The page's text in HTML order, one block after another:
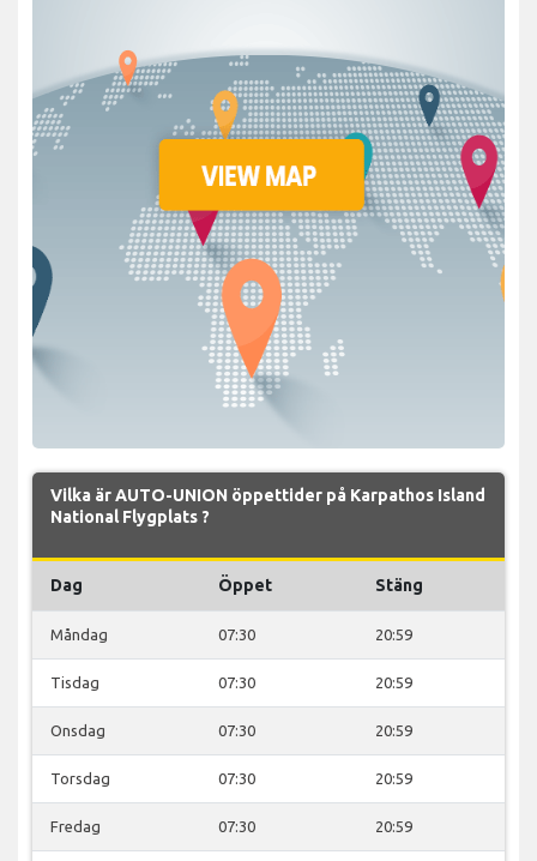
Vilka är AUTO-UNION öppettider på Karpathos Island
National Flygplats ?
Dag Öppet Stäng
Måndag 07:30 20:59
Tisdag 07:30 20:59
Onsdag 07:30 20:59
Torsdag 07:30 20:59
Fredag 07:30 20:59